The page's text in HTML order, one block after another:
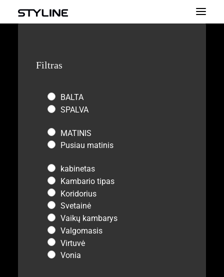
MŪSŲ PRODUKTAI
SKAIČIUOKLĖ
KONTAKTAI
Filtras
BALTA
SPALVA
MATINIS
Pusiau matinis
kabinetas
Kambario tipas
Koridorius
Svetainė
Vaikų kambarys
Valgomasis
Virtuvė
Vonia